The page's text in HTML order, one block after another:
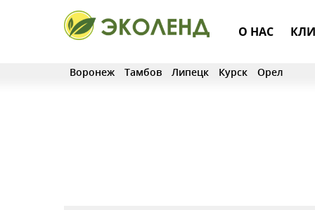
О НАС
Воронеж Тамбов Липецк Курск Орел